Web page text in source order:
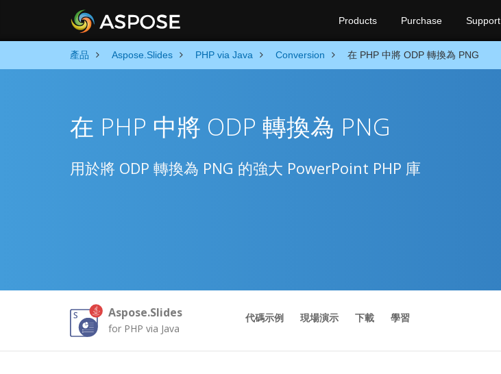
Products Purchase Support
產品 Aspose.Slides PHP via Java Conversion 在 PHP 中將 ODP 轉換為 PNG
在 PHP 中將 ODP 轉換為 PNG
用於將 ODP 轉換為 PNG 的強大 PowerPoint PHP 庫
Aspose.Slides
for PHP via Java
代碼示例 現場演示 下載 學習